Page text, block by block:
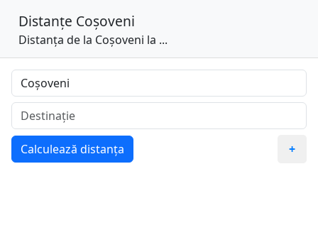
Distanțe Coșoveni
Distanța de la Coșoveni la ...
Calculează distanța +